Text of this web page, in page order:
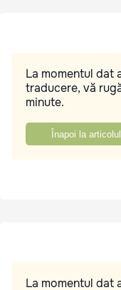
La momentul dat
traducere, vă
minute.
Înapoi la
La momentul dat